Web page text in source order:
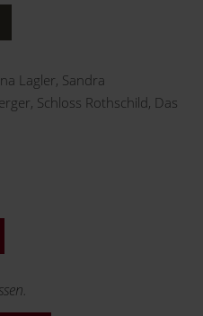
Lagler, Sandra
Schloss Rothschild, Das